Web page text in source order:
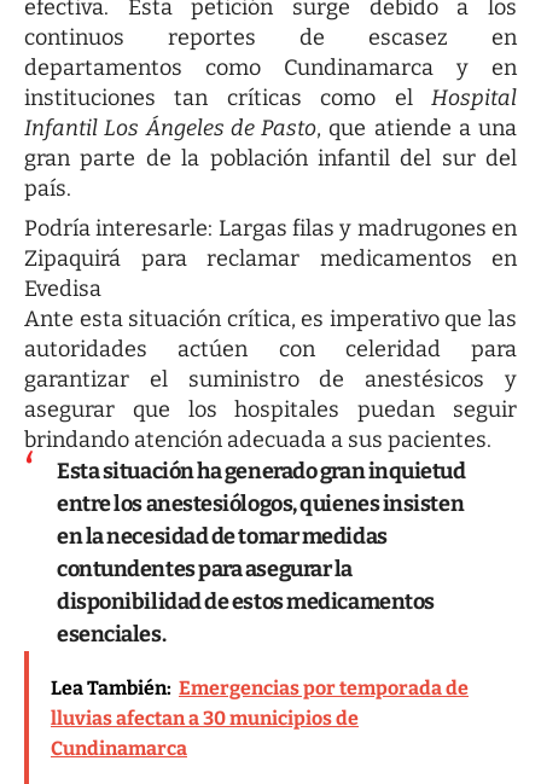
efectiva. Esta petición surge debido a los
continuos reportes de escasez en
departamentos como Cundinamarca y en
instituciones tan críticas como el Hospital
Infantil Los Ángeles de Pasto, que atiende a una
gran parte de la población infantil del sur del
país.
Podría interesarle: Largas filas y madrugones en
Zipaquirá para reclamar medicamentos en
Evedisa
Ante esta situación crítica, es imperativo que las
autoridades actúen con celeridad para
garantizar el suministro de anestésicos y
asegurar que los hospitales puedan seguir
brindando atención adecuada a sus pacientes.
Esta situación ha generado gran inquietud
entre los anestesiólogos, quienes insisten
en la necesidad de tomar medidas
contundentes para asegurar la
disponibilidad de estos medicamentos
esenciales.
Lea También: Emergencias por temporada de
lluvias afectan a 30 municipios de
Cundinamarca